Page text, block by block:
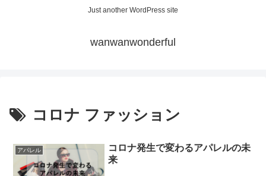
Just another WordPress site
wanwanwonderful
コロナ ファッション
アパレル
コロナ発生で変わるアパレルの未
来